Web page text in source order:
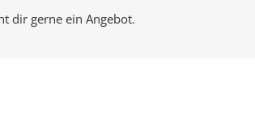
dir gerne ein Angebot.